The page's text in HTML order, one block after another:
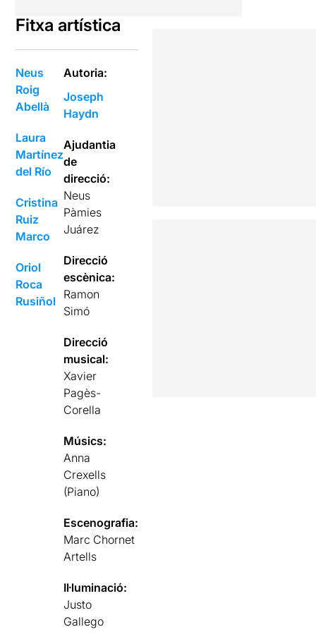
Fitxa artística
Neus
Roig
Abellà
Laura
Martínez
del Río
Cristina
Ruiz
Marco
Oriol
Roca
Rusiñol
Autoria:
Joseph
Haydn
Ajudantia
de
direcció:
Neus
Pàmies
Juárez
Direcció
escènica:
Ramon
Simó
Direcció
musical:
Xavier
Pagès-
Corella
Músics:
Anna
Crexells
(Piano)
Escenografia:
Marc Chornet
Artells
Il·luminació:
Justo
Gallego